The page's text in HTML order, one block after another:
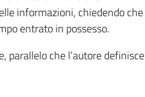
informazioni, chiedendo che
entrato in possesso.
parallelo che l’autore definisce